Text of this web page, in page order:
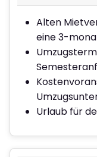
Alten
eine 3-
Urlaub für